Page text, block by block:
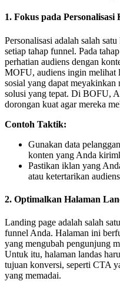
1. Fokus pada Personalisasi
Personalisasi adalah salah
setiap tahap funnel. Pada
perhatian audiens dengan
MOFU, audiens ingin melihat
sosial yang dapat
solusi yang tepat. Di BOFU,
dorongan kuat agar mereka
Contoh Taktik:
Gunakan data
konten yang Anda
Pastikan iklan yang
atau ketertarikan
2. Optimalkan Halaman
Landing page adalah salah
funnel Anda. Halaman ini
yang mengubah pengunjung
Untuk itu, halaman landas
tujuan konversi, seperti CTA
yang memadai.